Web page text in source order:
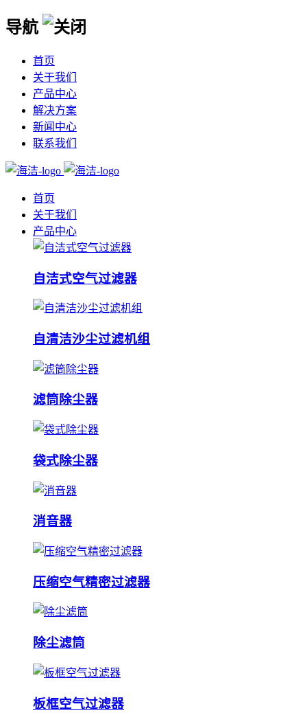
导航
首页
关于我们
产品中心
解决方案
新闻中心
联系我们
首页
关于我们
产品中心
自洁式空气过滤器
自清洁沙尘过滤机组
滤筒除尘器
袋式除尘器
消音器
压缩空气精密过滤器
除尘滤筒
板框空气过滤器